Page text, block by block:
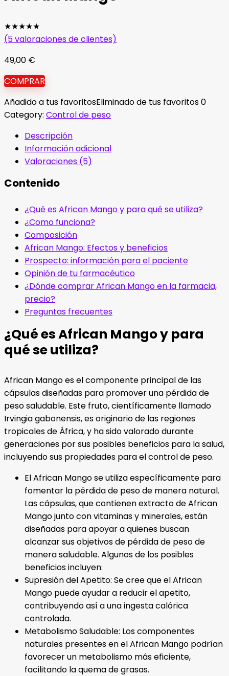
★★★★★
(5valoraciones de clientes)
49,00 €
COMPRAR
Añadido a tus favoritosEliminado de tus favoritos0
Category: Control de peso
Descripción
Información adicional
Valoraciones (5)
Contenido
¿Qué es African Mango y para qué se utiliza?
¿Como funciona?
Composición
African Mango: Efectos y beneficios
Prospecto: información para el paciente
Opinión de tu farmacéutico
¿Dónde comprar African Mango en la farmacia,
precio?
Preguntas frecuentes
¿Qué es African Mango y para
qué se utiliza?
African Mango es el componente principal de las
cápsulas diseñadas para promover una pérdida de
peso saludable. Este fruto, científicamente llamado
Irvingia gabonensis, es originario de las regiones
tropicales de África, y ha sido valorado durante
generaciones por sus posibles beneficios para la salud,
incluyendo sus propiedades para el control de peso.
El African Mango se utiliza específicamente para
fomentar la pérdida de peso de manera natural.
Las cápsulas, que contienen extracto de African
Mango junto con vitaminas y minerales, están
diseñadas para apoyar a quienes buscan
alcanzar sus objetivos de pérdida de peso de
manera saludable. Algunos de los posibles
beneficios incluyen:
Supresión del Apetito: Se cree que el African
Mango puede ayudar a reducir el apetito,
contribuyendo así a una ingesta calórica
controlada.
Metabolismo Saludable: Los componentes
naturales presentes en el African Mango podrían
favorecer un metabolismo más eficiente,
facilitando la quema de grasas.